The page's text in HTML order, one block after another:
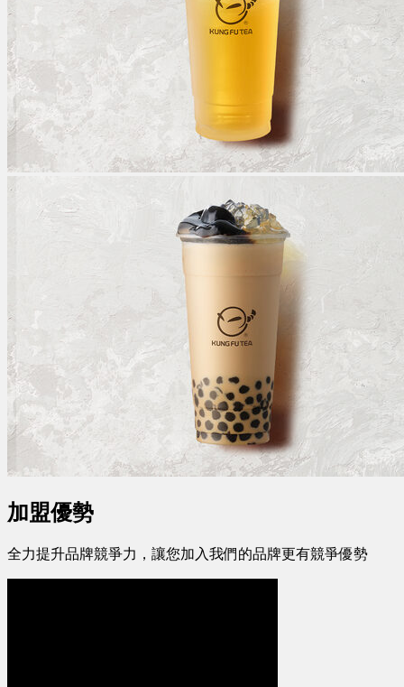
加盟優勢
全力提升品牌競爭力，讓您加入我們的品牌更有競爭優勢